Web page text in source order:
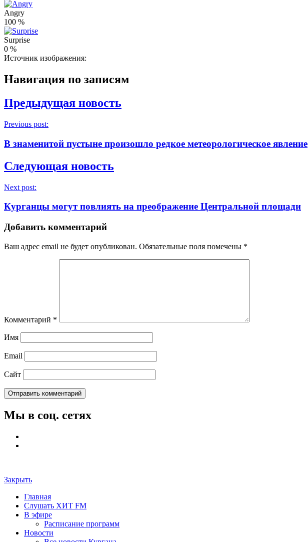
Angry
100 %
Surprise
0 %
Источник изображения:
Навигация по записям
Предыдущая новость
Previous post:
В знаменитой пустыне произошло редкое метеорологическое явление
Следующая новость
Next post:
Курганцы могут повлиять на преображение Центральной площади
Добавить комментарий
Ваш адрес email не будет опубликован. Обязательные поля помечены *
Комментарий *
Имя
Email
Сайт
Мы в соц. сетях
Закрыть
Главная
Слушать ХИТ FM
В эфире
Расписание программ
Новости